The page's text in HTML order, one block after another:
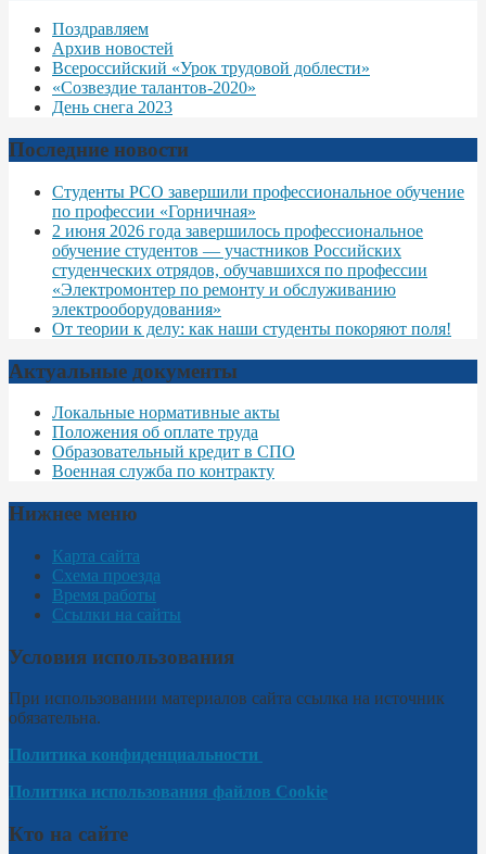
Поздравляем
Архив новостей
Всероссийский «Урок трудовой доблести»
«Созвездие талантов-2020»
День снега 2023
Последние новости
Студенты РСО завершили профессиональное обучение
по профессии «Горничная»
2 июня 2026 года завершилось профессиональное
обучение студентов — участников Российских
студенческих отрядов, обучавшихся по профессии
«Электромонтер по ремонту и обслуживанию
электрооборудования»
От теории к делу: как наши студенты покоряют поля!
Актуальные документы
Локальные нормативные акты
Положения об оплате труда
Образовательный кредит в СПО
Военная служба по контракту
Нижнее меню
Карта сайта
Схема проезда
Время работы
Ссылки на сайты
Условия использования
При использовании материалов сайта ссылка на источник
обязательна.
Политика конфиденциальности
Политика использования файлов Cookie
Кто на сайте